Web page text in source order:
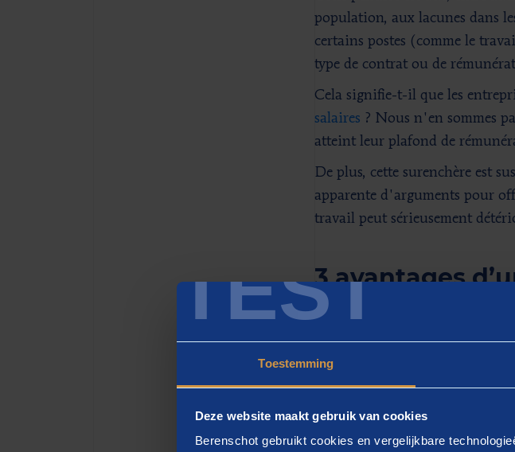
TEST
Toestemming
Deze website maakt gebruik van cookies
Berenschot gebruikt cookies en vergelijkbare
population, aux lacunes dans
certains postes (comme le
type de contrat ou de
Cela signifie-t-il que les
salaires ? Nous n'en sommes
atteint leur plafond de
De plus, cette surenchère est
apparente d'arguments pour
travail peut sérieusement
3 avantages
S’il est inutile de surenchérir,
salaire mensuel qui soit au
rémunérations annuel, voire
Manager, Total Rewards
quotidiennement dans les RH
Il s'agit essentiellement d'un